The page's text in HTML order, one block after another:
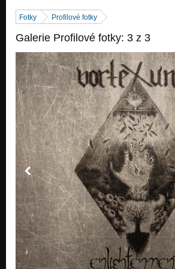
Fotky Profilové fotky
Galerie Profilové fotky: 3 z 3